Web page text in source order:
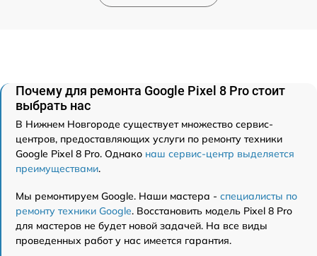
Почему для ремонта Google Pixel 8 Pro стоит
выбрать нас
В Нижнем Новгороде существует множество сервис-
центров, предоставляющих услуги по ремонту техники
Google Pixel 8 Pro. Однако наш сервис-центр выделяется
преимуществами.
Мы ремонтируем Google. Наши мастера - специалисты по
ремонту техники Google. Восстановить модель Pixel 8 Pro
для мастеров не будет новой задачей. На все виды
проведенных работ у нас имеется гарантия.